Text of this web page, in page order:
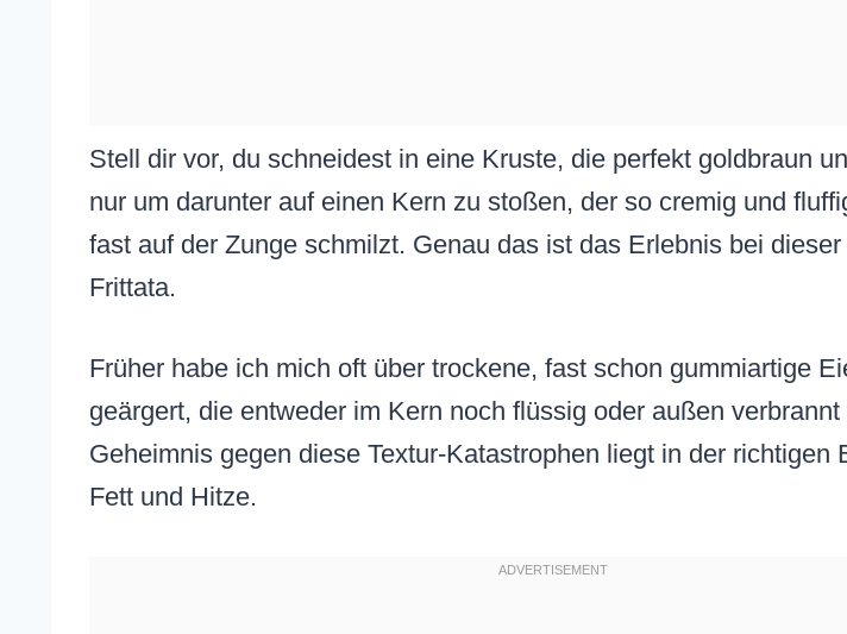
Stell dir vor, du schneidest in eine Kruste, die perfekt goldbraun
nur um darunter auf einen Kern zu stoßen, der so cremig und
fast auf der Zunge schmilzt. Genau das ist das Erlebnis bei
Frittata.
Früher habe ich mich oft über trockene, fast schon gummiartige
geärgert, die entweder im Kern noch flüssig oder außen
Geheimnis gegen diese Textur-Katastrophen liegt in der richtigen
Fett und Hitze.